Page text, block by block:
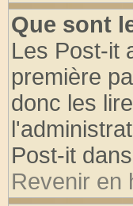
Que sont
Les Post-it
première
donc les
Post-it
Revenir en